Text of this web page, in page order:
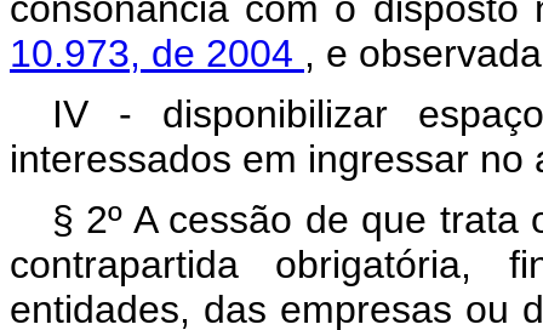
10.973, de 2004 , e
IV - disponibilizar
interessados em ingressar
§ 2º A cessão de que
contrapartida obrigatória,
entidades, das empresas ou